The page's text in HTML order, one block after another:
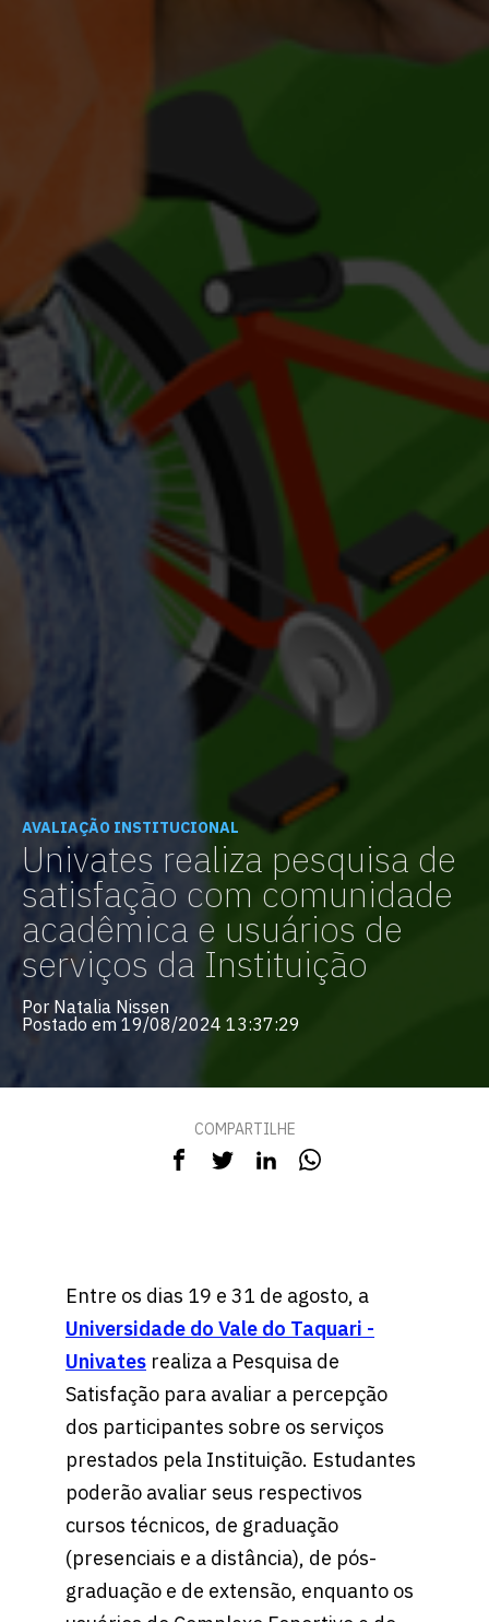
AVALIAÇÃO INSTITUCIONAL
Univates realiza pesquisa de
satisfação com comunidade
acadêmica e usuários de
serviços da Instituição
Por Natalia Nissen
Postado em 19/08/2024 13:37:29
COMPARTILHE
Entre os dias 19 e 31 de agosto, a
Universidade do Vale do Taquari -
Univates realiza a Pesquisa de
Satisfação para avaliar a percepção
dos participantes sobre os serviços
prestados pela Instituição. Estudantes
poderão avaliar seus respectivos
cursos técnicos, de graduação
(presenciais e a distância), de pós-
graduação e de extensão, enquanto os
Escolha a vaga que você
vagas para início de curso
vagas a partir do 2º ano de curso